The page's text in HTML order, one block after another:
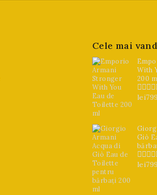
Cele mai
With
200
0
lei799
Giò
0
lei799